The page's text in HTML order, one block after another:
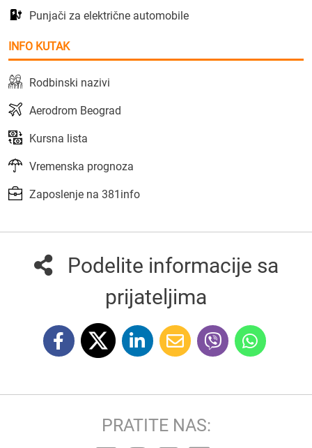
Punjači za električne automobile
INFO KUTAK
Rodbinski nazivi
Aerodrom Beograd
Kursna lista
Vremenska prognoza
Zaposlenje na 381info
Podelite informacije sa
prijateljima
PRATITE NAS: